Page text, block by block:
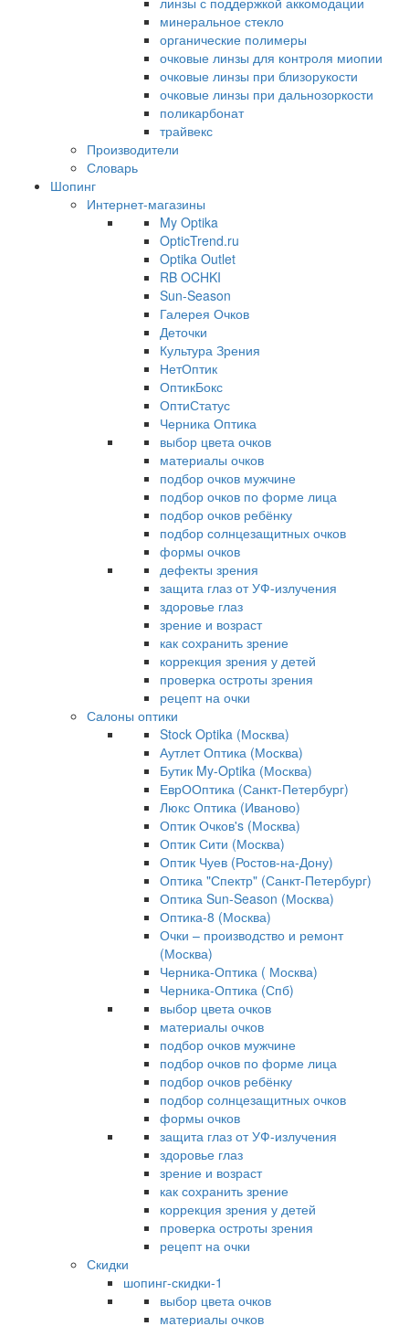
минеральное стекло
органические полимеры
очковые линзы для контроля миопии
очковые линзы при близорукости
очковые линзы при дальнозоркости
поликарбонат
трайвекс
Производители
Словарь
Шопинг
Интернет-магазины
My Optika
OpticTrend.ru
Optika Outlet
RB OCHKI
Sun-Season
Галерея Очков
Деточки
Культура Зрения
НетОптик
ОптикБокс
ОптиСтатус
Черника Оптика
выбор цвета очков
материалы очков
подбор очков мужчине
подбор очков по форме лица
подбор очков ребёнку
подбор солнцезащитных очков
формы очков
дефекты зрения
защита глаз от УФ-излучения
здоровье глаз
зрение и возраст
как сохранить зрение
коррекция зрения у детей
проверка остроты зрения
рецепт на очки
Салоны оптики
Stock Optika (Москва)
Аутлет Оптика (Москва)
Бутик My-Optika (Москва)
ЕврООптика (Санкт-Петербург)
Люкс Оптика (Иваново)
Оптик Очков's (Москва)
Оптик Сити (Москва)
Оптик Чуев (Ростов-на-Дону)
Оптика "Спектр" (Санкт-Петербург)
Оптика Sun-Season (Москва)
Оптика-8 (Москва)
Очки – производство и ремонт
(Москва)
Черника-Оптика ( Москва)
Черника-Оптика (Спб)
выбор цвета очков
материалы очков
подбор очков мужчине
подбор очков по форме лица
подбор очков ребёнку
подбор солнцезащитных очков
формы очков
защита глаз от УФ-излучения
здоровье глаз
зрение и возраст
как сохранить зрение
коррекция зрения у детей
проверка остроты зрения
рецепт на очки
Скидки
шопинг-скидки-1
выбор цвета очков
материалы очков